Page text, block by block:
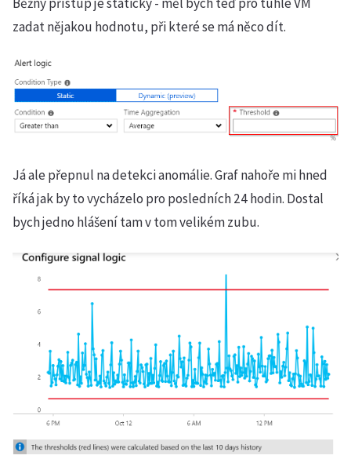
zadat nějakou hodnotu, při které se má něco dít.
Já ale přepnul na detekci anomálie. Graf nahoře mi hned
říká jak by to vycházelo pro posledních 24 hodin. Dostal
bych jedno hlášení tam v tom velikém zubu.